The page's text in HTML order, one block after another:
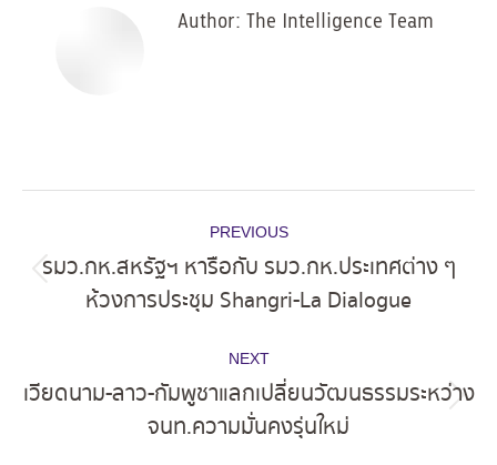
Author: The Intelligence Team
navigation
PREVIOUS
post:
รมว.กห.สหรัฐฯ หารือกับ รมว.กห.ประเทศต่าง ๆ
ห้วงการประชุม Shangri-La Dialogue
NEXT
Next
post:
เวียดนาม-ลาว-กัมพูชาแลกเปลี่ยนวัฒนธรรมระหว่าง
จนท.ความมั่นคงรุ่นใหม่